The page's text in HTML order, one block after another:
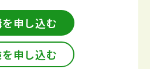
申し込む
申し込む